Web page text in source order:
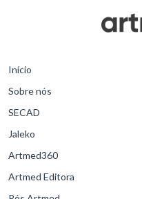
Início
Sobre nós
SECAD
Jaleko
Artmed360
Artmed Editora